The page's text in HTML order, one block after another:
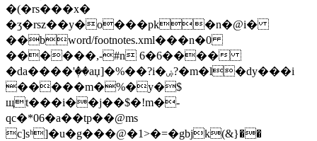
�(�rs���x�
�ʒ�rsz��y�o���pk�n�@i�
��bword/footnotes.xml���n�0
������,-#n 6�6����
�da����'ٖ��aџ]�%��?i�ۻ?�m�l�dy���i
�����m�%�y�$
щt���i��j��$�!m�-
qc�*06�a��tp��@ms
c]sʰ]�u�g���@�1>�=�gbјk(&}��